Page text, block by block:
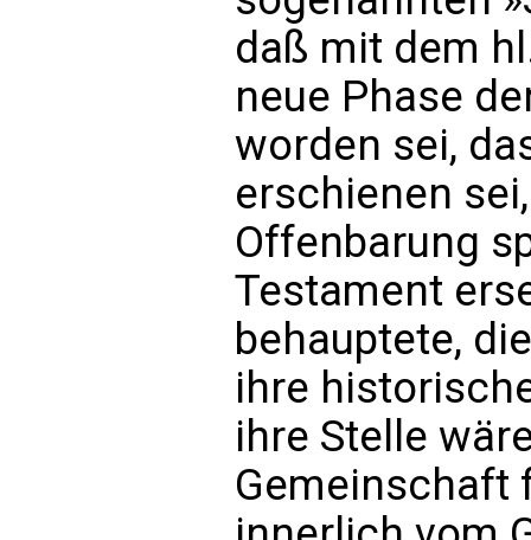
daß mit dem
neue Phase
worden sei,
erschienen
Offenbarung
Testament
behauptete,
ihre
ihre Stelle
Gemeinschaft